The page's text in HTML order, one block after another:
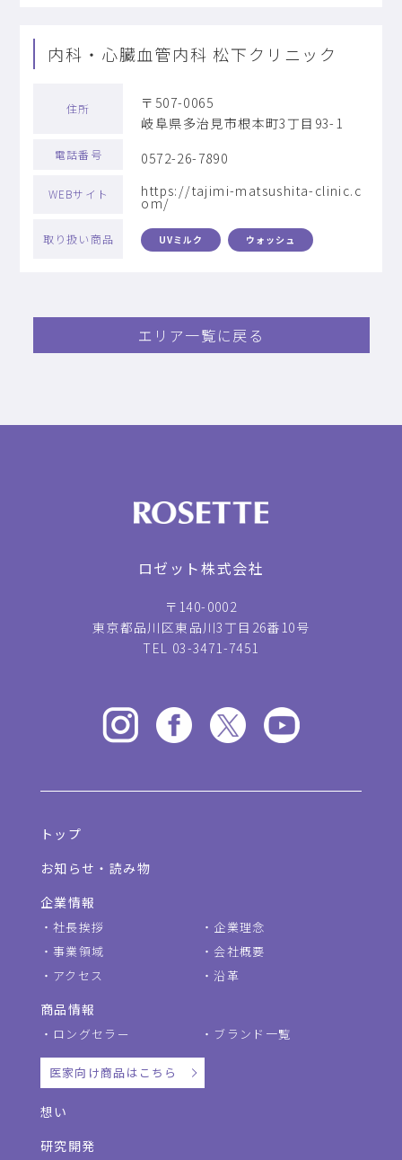
内科・心臓血管内科 松下クリニック
住所
〒507-0065
岐阜県多治見市根本町3丁目93-1
電話番号 0572-26-7890
WEBサイト https://tajimi-matsushita-clinic.c
om/
取り扱い商品 UVミルク ウォッシュ
エリア一覧に戻る
ロゼット株式会社
〒140-0002
東京都品川区東品川3丁目26番10号
TEL 03-3471-7451
トップ
お知らせ・読み物
企業情報
社長挨拶
企業理念
事業領域
会社概要
アクセス
沿革
商品情報
ロングセラー ブランド一覧
医家向け商品はこちら
想い
研究開発